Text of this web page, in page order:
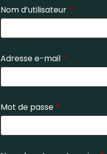
Nom d’utilisateur *
Adresse e-mail *
Mot de passe *